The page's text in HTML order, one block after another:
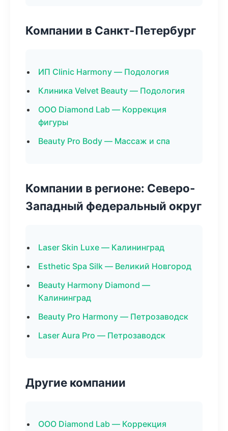
Компании в Санкт-Петербург
ИП Clinic Harmony — Подология
Клиника Velvet Beauty — Подология
ООО Diamond Lab — Коррекция
фигуры
Beauty Pro Body — Массаж и спа
Компании в регионе: Северо-
Западный федеральный округ
Laser Skin Luxe — Калининград
Esthetic Spa Silk — Великий Новгород
Beauty Harmony Diamond —
Калининград
Beauty Pro Harmony — Петрозаводск
Laser Aura Pro — Петрозаводск
Другие компании
ООО Diamond Lab — Коррекция